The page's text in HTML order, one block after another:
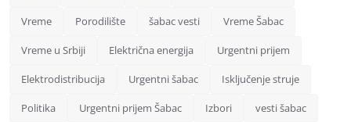
Vreme Porodilište šabac vesti Vreme Šabac
Vreme u Srbiji Električna energija Urgentni prijem
Elektrodistribucija Urgentni šabac Isključenje struje
Politika Urgentni prijem Šabac Izbori vesti šabac